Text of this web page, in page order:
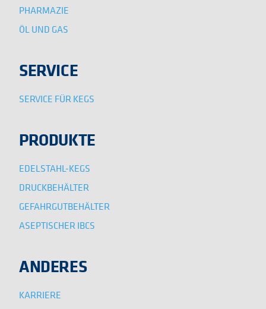
PHARMAZIE
ÖL UND GAS
SERVICE
SERVICE FÜR KEGS
PRODUKTE
EDELSTAHL-KEGS
DRUCKBEHÄLTER
GEFAHRGUTBEHÄLTER
ASEPTISCHER IBCS
ANDERES
KARRIERE